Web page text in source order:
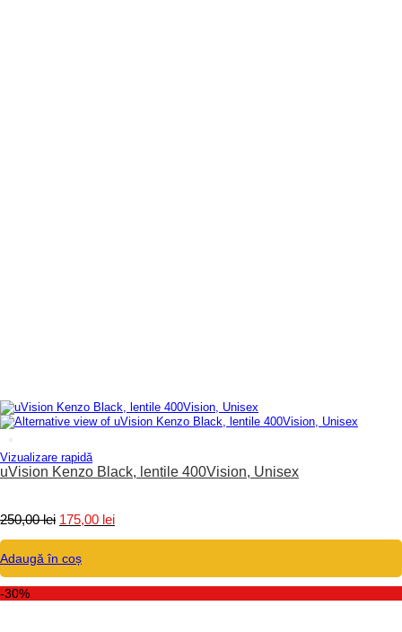
Vizualizare rapidă
uVision Kenzo Black, lentile 400Vision, Unisex
250,00lei Prețul
fost:
250,00 lei.
175,00 leiPrețul
Adaugă în coș
-30%